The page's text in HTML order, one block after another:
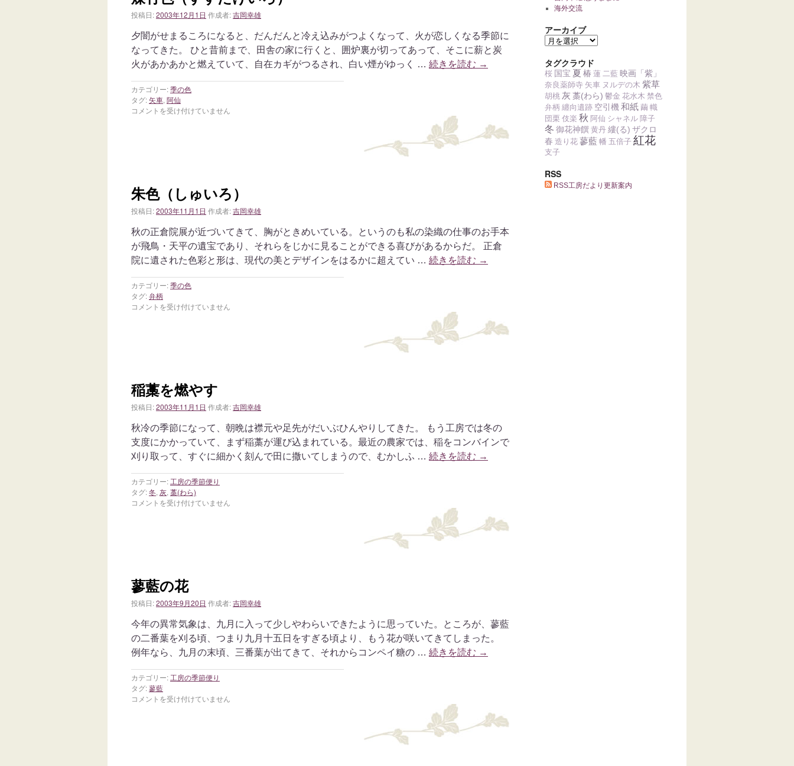
投稿日:2003年12月1日 作成者:吉岡幸雄
夕闇がせまるころになると、だんだんと冷え込みがつよくなって、火が恋しくなる季節に
なってきた。 ひと昔前まで、田舎の家に行くと、囲炉裏が切ってあって、そこに薪と炭
火があかあかと燃えていて、自在カギがつるされ、白い煙がゆっく … 続きを読む →
カテゴリー:季の色
タグ:矢車, 阿仙
コメントを受け付けていません
朱色（しゅいろ）
投稿日:2003年11月1日 作成者:吉岡幸雄
秋の正倉院展が近づいてきて、胸がときめいている。というのも私の染織の仕事のお手本
が飛鳥・天平の遺宝であり、それらをじかに見ることができる喜びがあるからだ。 正倉
院に遺された色彩と形は、現代の美とデザインをはるかに超えてい … 続きを読む →
カテゴリー:季の色
タグ:弁柄
コメントを受け付けていません
稲藁を燃やす
投稿日:2003年11月1日 作成者:吉岡幸雄
秋冷の季節になって、朝晩は襟元や足先がだいぶひんやりしてきた。 もう工房では冬の
支度にかかっていて、まず稲藁が運び込まれている。最近の農家では、稲をコンバインで
刈り取って、すぐに細かく刻んで田に撒いてしまうので、むかしふ … 続きを読む →
カテゴリー: 工房の季節便り
タグ:冬, 灰, 藁(わら)
コメントを受け付けていません
蓼藍の花
投稿日:2003年9月20日 作成者:吉岡幸雄
今年の異常気象は、九月に入って少しやわらいできたように思っていた。ところが、蓼藍
の二番葉を刈る頃、つまり九月十五日をすぎる頃より、もう花が咲いてきてしまった。
例年なら、九月の末頃、三番葉が出てきて、それからコンペイ糖の … 続きを読む →
カテゴリー: 工房の季節便り
タグ:蓼藍
コメントを受け付けていません
海外交流
アーカイブ
タグクラウド
桜 国宝 夏 椿 蓮 二藍 映画「紫」
奈良薬師寺 矢車 ヌルデの木 紫草
胡桃 灰 藁(わら) 鬱金 花水木 禁色
弁柄 纏向遺跡 空引機 和紙 繭 幟
団栗 伎楽 秋 阿仙 シャネル 障子
冬 御花神饌 黄丹 縷(る) ザクロ
春 造り花 蓼藍 幡 五倍子 紅花
支子
RSS
RSS工房だより更新案内